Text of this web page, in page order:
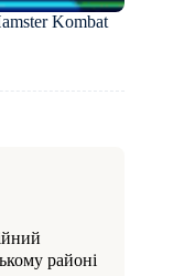
Kombat
районі